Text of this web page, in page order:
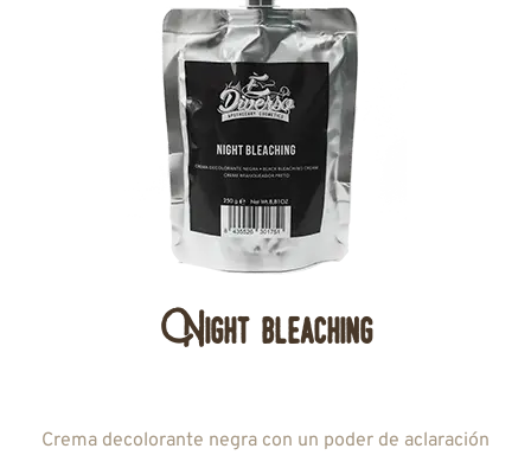
Night bleaching
Crema decolorante negra con un poder de aclaración